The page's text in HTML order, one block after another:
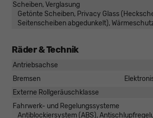
Scheiben, Verglasung
Getönte Scheiben, Privacy Glass
Seitenscheiben abgedunkelt),
Räder & Technik
Antriebsachse
Bremsen
Externe Rollgeräuschklasse
Fahrwerk- und Regelungssysteme
Antiblockiersystem (ABS),